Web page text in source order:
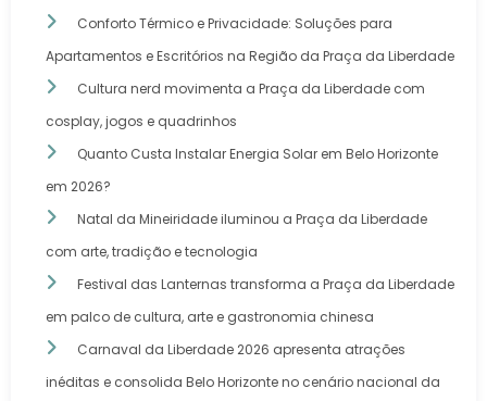
Conforto Térmico e Privacidade: Soluções para
Apartamentos e Escritórios na Região da Praça da Liberdade
Cultura nerd movimenta a Praça da Liberdade com
cosplay, jogos e quadrinhos
Quanto Custa Instalar Energia Solar em Belo Horizonte
em 2026?
Natal da Mineiridade iluminou a Praça da Liberdade
com arte, tradição e tecnologia
Festival das Lanternas transforma a Praça da Liberdade
em palco de cultura, arte e gastronomia chinesa
Carnaval da Liberdade 2026 apresenta atrações
inéditas e consolida Belo Horizonte no cenário nacional da